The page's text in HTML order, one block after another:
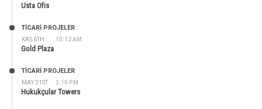
Usta Ofis
KAS 6TH 10:12 AM
TİCARİ PROJELER
Gold Plaza
MAY 31ST 3:10 PM
TİCARİ PROJELER
Hukukçular Towers